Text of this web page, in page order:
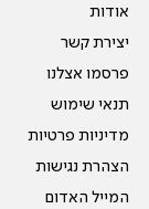
אודות
יצירת קשר
פרסמו אצלנו
תנאי שימוש
מדיניות פרטיות
הצהרת נגישות
המייל האדום